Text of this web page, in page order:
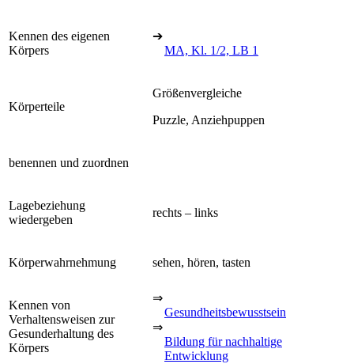
Kennen des eigenen
Körpers
➔
MA, Kl. 1/2, LB 1
Körperteile
Größenvergleiche
Puzzle, Anziehpuppen
benennen und zuordnen
Lagebeziehung
wiedergeben
rechts – links
Körperwahrnehmung sehen, hören, tasten
Kennen von
Verhaltensweisen zur
Gesunderhaltung des
Körpers
⇒
Gesundheitsbewusstsein
⇒
Bildung für nachhaltige
Entwicklung